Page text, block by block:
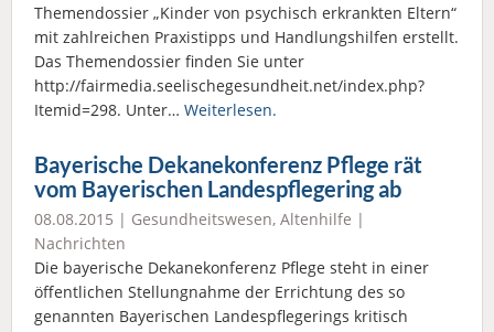
Themendossier „Kinder von psychisch erkrankten Eltern“
mit zahlreichen Praxistipps und Handlungshilfen erstellt.
Das Themendossier finden Sie unter
http://fairmedia.seelischegesundheit.net/index.php?
Itemid=298. Unter… Weiterlesen.
Bayerische Dekanekonferenz Pflege rät
vom Bayerischen Landespflegering ab
08.08.2015 | Gesundheitswesen, Altenhilfe |
Nachrichten
Die bayerische Dekanekonferenz Pflege steht in einer
öffentlichen Stellungnahme der Errichtung des so
genannten Bayerischen Landespflegerings kritisch